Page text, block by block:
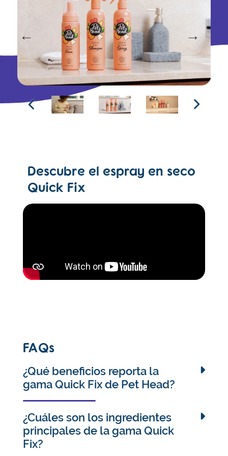
Descubre el espray en seco
Quick Fix
FAQs
¿Qué beneficios reporta la
gama Quick Fix de Pet Head?
La gama Quick Fix es perfecta para cuando
dispones de poco tiempo. El espray en seco es
rápido y fácil de usar, no necesita aclarado y
refresca a tu cachorro entre los lavados. Del mismo
¿Cuáles son los ingredientes
principales de la gama Quick
Fix?